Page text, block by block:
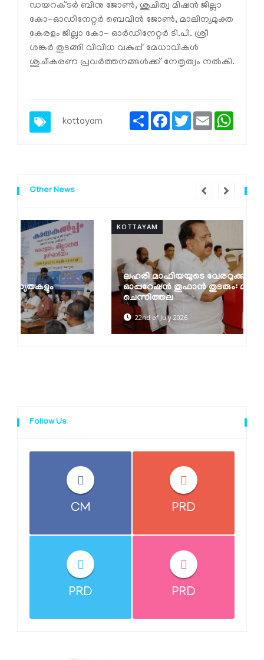
ഡയറക്ടർ ബിനു ജോൺ, ശുചിത്വ മിഷൻ ജില്ലാ
കോ-ഓഡിനേറ്റർ ബെവിൻ ജോൺ, മാലിന്യമുക്ത
കേരളം ജില്ലാ കോ- ഓർഡിനേറ്റർ ടി.പി. ശ്രീ
ശങ്കർ തുടങ്ങി വിവിധ വകുപ്പ് മേധാവികൾ
ശുചീകരണ പ്രവർത്തനങ്ങൾക്ക് നേതൃത്വം നൽകി.
kottayam
ShareFacebook
TwitterEmail
Other News
KOTTAYAM
ലഹരി മാഫിയയുടെ വേരറുക്കുന്നതുവരെ
ഓപ്പറേഷൻ തൂഫാൻ തുടരും: മന്ത്രി രമേശ്
ചെന്നിത്തല
22nd of July 2026
Follow Us
CM PRD
PRD PRD